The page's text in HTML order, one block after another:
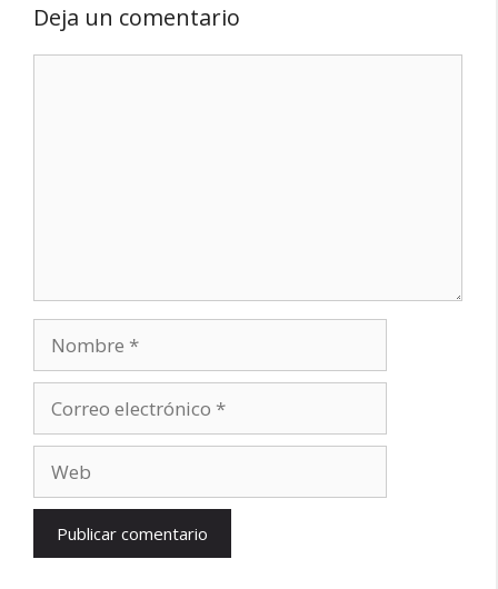
Deja un comentario
electrónico